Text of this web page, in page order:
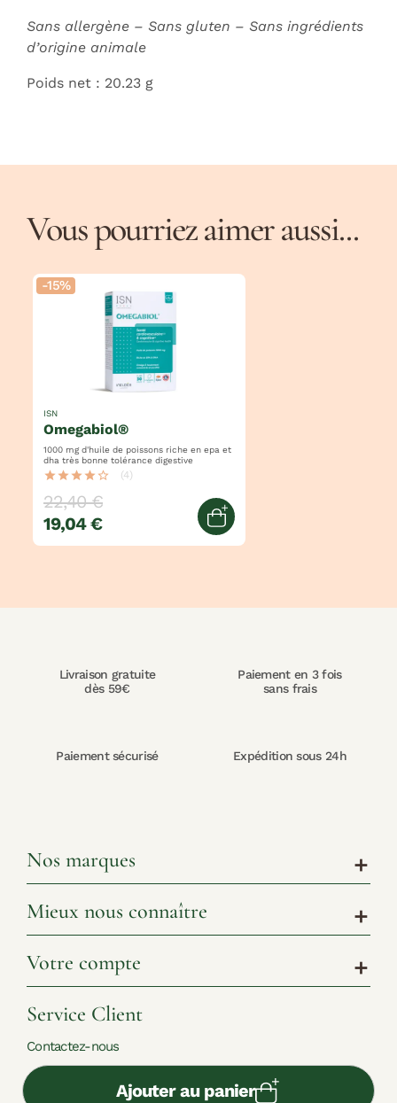
Ajouter au panier
Sans allergène – Sans gluten – Sans ingrédients
d’origine animale
Poids net : 20.23 g
Vous pourriez aimer aussi...
-15%
omegabiol®
ISN
1000 mg d'huile de poissons riche en epa et
dha très bonne tolérance digestive
star star star star star_border (4)
22,40 €
19,04 €
Ajouter au panier
Livraison gratuite
dès 59€
Paiement en 3 fois
sans frais
Paiement sécurisé Expédition sous 24h
Nos marques add
Mieux nous connaître add
Votre compte add
Service Client
Contactez-nous